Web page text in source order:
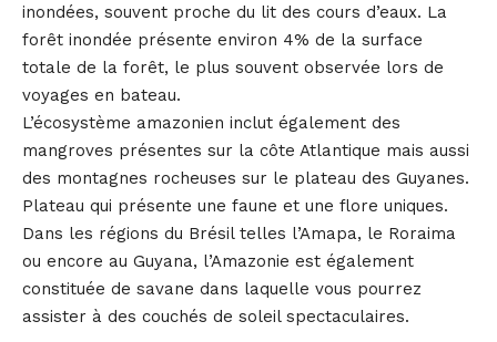
inondées, souvent proche du lit des cours d’eaux. La
forêt inondée présente environ 4% de la surface
totale de la forêt, le plus souvent observée lors de
voyages en bateau.
L’écosystème amazonien inclut également des
mangroves présentes sur la côte Atlantique mais aussi
des montagnes rocheuses sur le plateau des Guyanes.
Plateau qui présente une faune et une flore uniques.
Dans les régions du Brésil telles l’Amapa, le Roraima
ou encore au Guyana, l’Amazonie est également
constituée de savane dans laquelle vous pourrez
assister à des couchés de soleil spectaculaires.